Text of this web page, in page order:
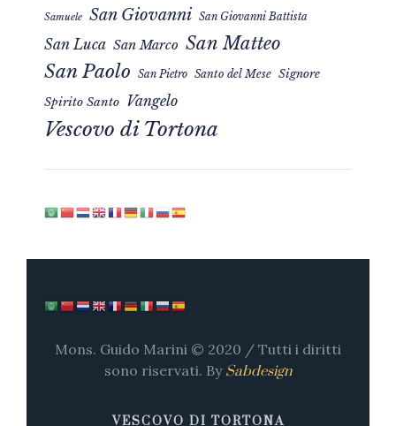
Samuele San Giovanni San Giovanni Battista
San Luca San Marco San Matteo
San Paolo San Pietro Santo del Mese Signore
Spirito Santo Vangelo
Vescovo di Tortona
Mons. Guido Marini © 2020 / Tutti i diritti
sono riservati. By Sabdesign
VESCOVO DI TORTONA